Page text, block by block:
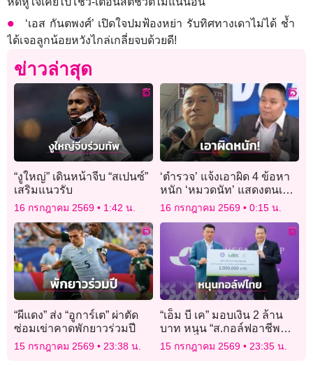
‘เอส กันตพงศ์’ เปิดใจปมฟ้องหย่า รับทิศทางเดาไม่ได้ ช้ำ
ได้เจอลูกน้อยหวังไกล่เกลี่ยจบด้วยดี!
ข่าวล่าสุด
“งูใหญ่” เดินหน้าจีบ “สเปนซ์”
เสริมแนวรับ
16 กรกฎาคม 2569 1:42 น.
‘ตำรวจ’ แจ้งเอาผิด 4 ข้อหา
หนัก ‘หมวดนัท’ แสดงตนเป็น
เจ้าพนักงาน-ใช้วิทยุ-ไขข่าว
ลือ-เสื้อเกราะ
16 กรกฎาคม 2569 0:15 น.
“ผีแดง” ส่ง “อูการ์เต” ผ่าตัด
ซ่อมเข่าคาดพักยาวร่วมปี
15 กรกฎาคม 2569 23:38 น.
“เอ็ม บี เค” มอบเงิน 2 ล้าน
บาท หนุน “ส.กอล์ฟอาชีพ
ไทย” เพื่อร่วมพัฒนาวงการ
กอล์ฟไทย
15 กรกฎาคม 2569 23:35 น.